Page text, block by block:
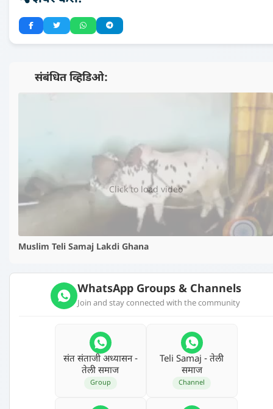
📺 संबंधित व्हिडिओ:
▶️
Click to load video
Muslim Teli Samaj Lakdi Ghana
WhatsApp Groups & Channels
Join and stay connected with the community
संत संताजी अध्‍यासन -
तेली समाज
Group
Teli Samaj - तेली
समाज
Channel